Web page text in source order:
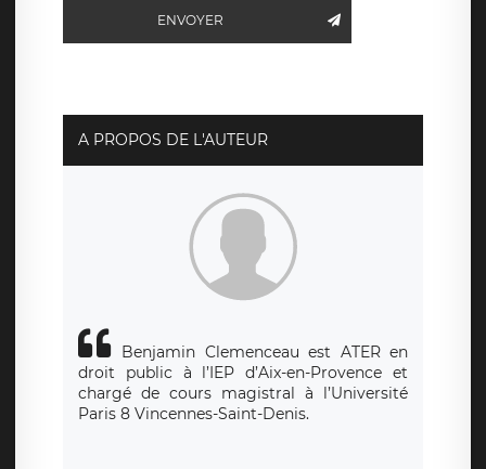
basé en France et offrant des
clauses de protection
limitation du traitement relatif à vos données à caractère
données. Vous pouvez exercer ces droits auprès du délégué
de traitement est la société LÉGAVOX, sis 9 rue Léopold
Sédar Senghor, joignable à l’adresse mail :
responsabledetraitement@legavox.fr. Vous avez également
le droit d’introduire une réclamation auprès d’une autorité
ENVOYER
A PROPOS DE L'AUTEUR
Benjamin Clemenceau est ATER en
droit public à l’IEP d’Aix-en-Provence et
chargé de cours magistral à l’Université
Paris 8 Vincennes-Saint-Denis.